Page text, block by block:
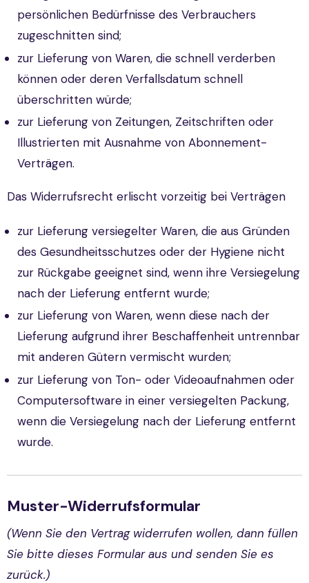
persönlichen Bedürfnisse des Verbrauchers
zugeschnitten sind;
zur Lieferung von Waren, die schnell verderben
können oder deren Verfallsdatum schnell
überschritten würde;
zur Lieferung von Zeitungen, Zeitschriften oder
Illustrierten mit Ausnahme von Abonnement-
Verträgen.
Das Widerrufsrecht erlischt vorzeitig bei Verträgen
zur Lieferung versiegelter Waren, die aus Gründen
des Gesundheitsschutzes oder der Hygiene nicht
zur Rückgabe geeignet sind, wenn ihre Versiegelung
nach der Lieferung entfernt wurde;
zur Lieferung von Waren, wenn diese nach der
Lieferung aufgrund ihrer Beschaffenheit untrennbar
mit anderen Gütern vermischt wurden;
zur Lieferung von Ton- oder Videoaufnahmen oder
Computersoftware in einer versiegelten Packung,
wenn die Versiegelung nach der Lieferung entfernt
wurde.
Muster-Widerrufsformular
(Wenn Sie den Vertrag widerrufen wollen, dann füllen
Sie bitte dieses Formular aus und senden Sie es
zurück.)